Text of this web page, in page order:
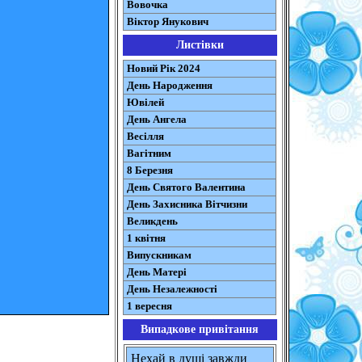
Вовочка
Віктор Янукович
Листівки
Новий Рік 2024
День Народження
Ювілей
День Ангела
Весілля
Вагітним
8 Березня
День Святого Валентина
День Захисника Вітчизни
Великдень
1 квітня
Випускникам
День Матері
День Незалежності
1 вересня
Випадкове привітання
Нехай в душі завжди